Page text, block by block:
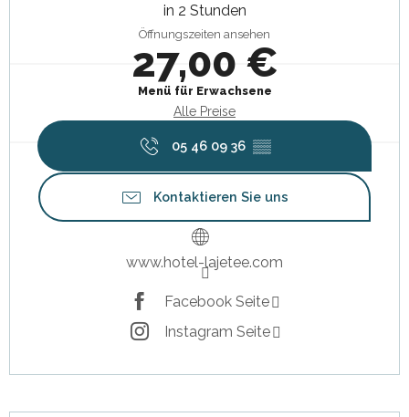
in 2 Stunden
Öffnungszeiten ansehen
27,00 €
Menü für Erwachsene
Alle Preise
05 46 09 36 ▒▒
Kontaktieren Sie uns
www.hotel-lajetee.com
Facebook Seite
Instagram Seite